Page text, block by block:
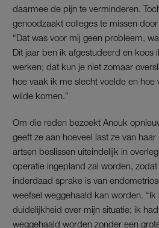
daarmee de pijn te verminderen.
genoodzaakt colleges te missen
“Dat was voor mij geen probleem,
Dit jaar ben ik afgestudeerd en koos
werken; dat kun je niet zomaar
hoe vaak ik me slecht voelde en hoe
wilde komen.”
Om die reden bezoekt Anouk
geeft ze aan hoeveel last ze van
artsen beslissen uiteindelijk in
operatie ingepland zal worden,
inderdaad sprake is van
weefsel weggehaald kan worden.
duidelijkheid over mijn situatie; ik
weggehaald worden zonder een